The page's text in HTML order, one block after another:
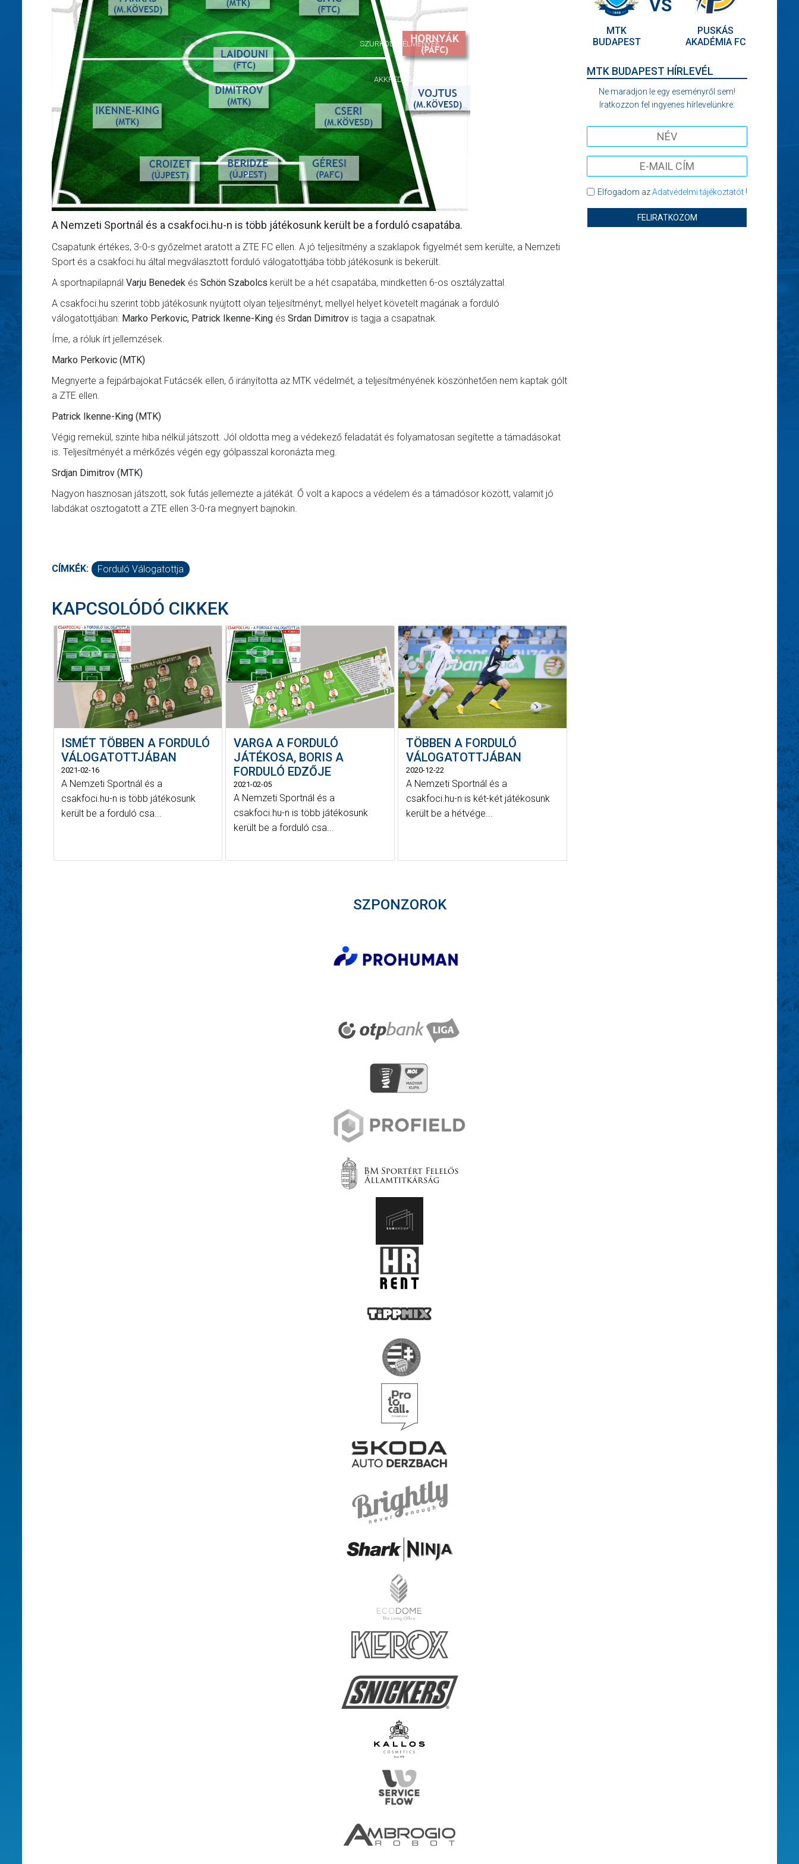
SZURKOLÓI ÉLMÉNYEK
AKKREDITÁCIÓ
A Nemzeti Sportnál és a csakfoci.hu-n is több játékosunk került be a forduló csapatába.
Csapatunk értékes, 3-0-s győzelmet aratott a ZTE FC ellen. A jó teljesítmény a szaklapok figyelmét sem kerülte, a Nemzeti
Sport és a csakfoci.hu által megválasztott forduló válogatottjába több játékosunk is bekerült.
A sportnapilapnál Varju Benedek és Schön Szabolcs került be a hét csapatába, mindketten 6-os osztályzattal.
A csakfoci.hu szerint több játékosunk nyújtott olyan teljesítményt, mellyel helyet követelt magának a forduló
válogatottjában: Marko Perkovic, Patrick Ikenne-King és Srdan Dimitrov is tagja a csapatnak.
Íme, a róluk írt jellemzések.
Marko Perkovic (MTK)
Megnyerte a fejpárbajokat Futácsék ellen, ő irányította az MTK védelmét, a teljesítményének köszönhetően nem kaptak gólt
a ZTE ellen.
Patrick Ikenne-King (MTK)
Végig remekül, szinte hiba nélkül játszott. Jól oldotta meg a védekező feladatát és folyamatosan segítette a támadásokat
is. Teljesítményét a mérkőzés végén egy gólpasszal koronázta meg.
Srdjan Dimitrov (MTK)
Nagyon hasznosan játszott, sok futás jellemezte a játékát. Ő volt a kapocs a védelem és a támadósor között, valamit jó
labdákat osztogatott a ZTE ellen 3-0-ra megnyert bajnokin.
CÍMKÉK: Forduló Válogatottja
KAPCSOLÓDÓ CIKKEK
ISMÉT TÖBBEN A FORDULÓ
VÁLOGATOTTJÁBAN
2021-02-16
A Nemzeti Sportnál és a
csakfoci.hu-n is több játékosunk
került be a forduló csa...
VARGA A FORDULÓ
JÁTÉKOSA, BORIS A
FORDULÓ EDZŐJE
2021-02-05
A Nemzeti Sportnál és a
csakfoci.hu-n is több játékosunk
került be a forduló csa...
TÖBBEN A FORDULÓ
VÁLOGATOTTJÁBAN
2020-12-22
A Nemzeti Sportnál és a
csakfoci.hu-n is két-két játékosunk
került be a hétvége...
MTK
BUDAPEST
VS
PUSKÁS
AKADÉMIA FC
MTK BUDAPEST HÍRLEVÉL
Ne maradjon le egy eseményről sem!
Iratkozzon fel ingyenes hírlevelünkre:
Elfogadom azAdatvédelmi tájékoztatót!
FELIRATKOZOM
SZPONZOROK